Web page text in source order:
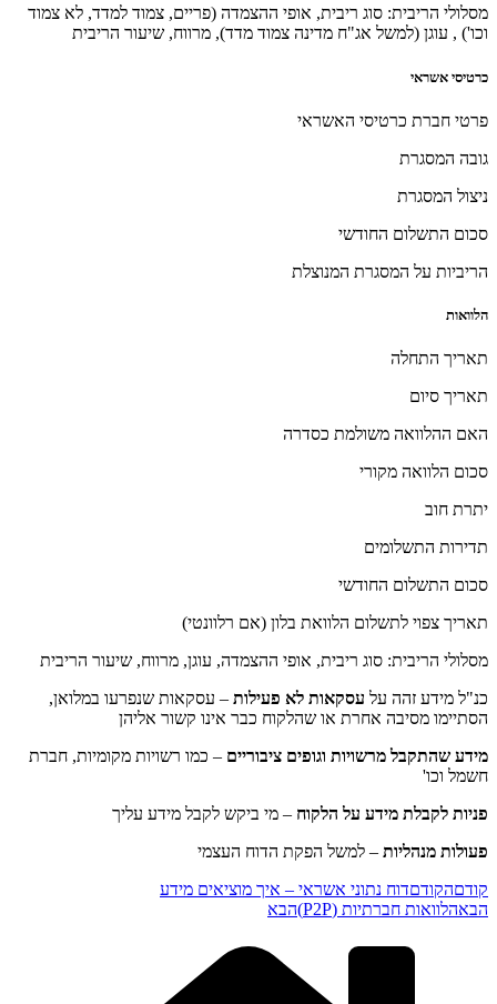
מסלולי הריבית: סוג ריבית, אופי ההצמדה (פריים, צמוד למדד, לא צמוד
וכו') , עוגן (למשל אג"ח מדינה צמוד מדד), מרווח, שיעור הריבית
כרטיסי אשראי
פרטי חברת כרטיסי האשראי
גובה המסגרת
ניצול המסגרת
סכום התשלום החודשי
הריביות על המסגרת המנוצלת
הלוואות
תאריך התחלה
תאריך סיום
האם ההלוואה משולמת כסדרה
סכום הלוואה מקורי
יתרת חוב
תדירות התשלומים
סכום התשלום החודשי
תאריך צפוי לתשלום הלוואת בלון (אם רלוונטי)
מסלולי הריבית: סוג ריבית, אופי ההצמדה, עוגן, מרווח, שיעור הריבית
כנ"ל מידע זהה על עסקאות לא פעילות – עסקאות שנפרעו במלואן,
הסתיימו מסיבה אחרת או שהלקוח כבר אינו קשור אליהן
מידע שהתקבל מרשויות וגופים ציבוריים – כמו רשויות מקומיות, חברת
חשמל וכו'
פניות לקבלת מידע על הלקוח – מי ביקש לקבל מידע עליך
פעולות מנהליות – למשל הפקת הדוח העצמי
קודםהקודםדוח נתוני אשראי – איך מוציאים מידע
הבאהלוואות חברתיות (P2P) הבא